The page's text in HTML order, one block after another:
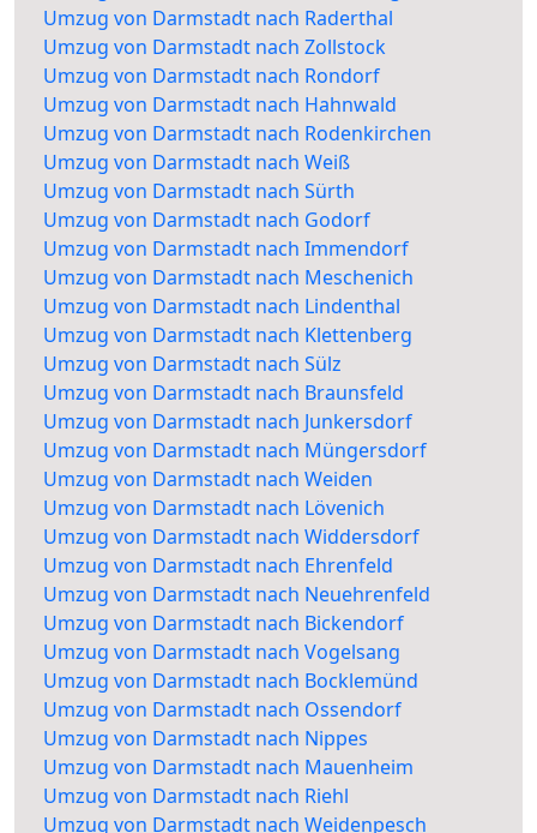
Umzug von Darmstadt nach Raderthal
Umzug von Darmstadt nach Zollstock
Umzug von Darmstadt nach Rondorf
Umzug von Darmstadt nach Hahnwald
Umzug von Darmstadt nach Rodenkirchen
Umzug von Darmstadt nach Weiß
Umzug von Darmstadt nach Sürth
Umzug von Darmstadt nach Godorf
Umzug von Darmstadt nach Immendorf
Umzug von Darmstadt nach Meschenich
Umzug von Darmstadt nach Lindenthal
Umzug von Darmstadt nach Klettenberg
Umzug von Darmstadt nach Sülz
Umzug von Darmstadt nach Braunsfeld
Umzug von Darmstadt nach Junkersdorf
Umzug von Darmstadt nach Müngersdorf
Umzug von Darmstadt nach Weiden
Umzug von Darmstadt nach Lövenich
Umzug von Darmstadt nach Widdersdorf
Umzug von Darmstadt nach Ehrenfeld
Umzug von Darmstadt nach Neuehrenfeld
Umzug von Darmstadt nach Bickendorf
Umzug von Darmstadt nach Vogelsang
Umzug von Darmstadt nach Bocklemünd
Umzug von Darmstadt nach Ossendorf
Umzug von Darmstadt nach Nippes
Umzug von Darmstadt nach Mauenheim
Umzug von Darmstadt nach Riehl
Umzug von Darmstadt nach Weidenpesch